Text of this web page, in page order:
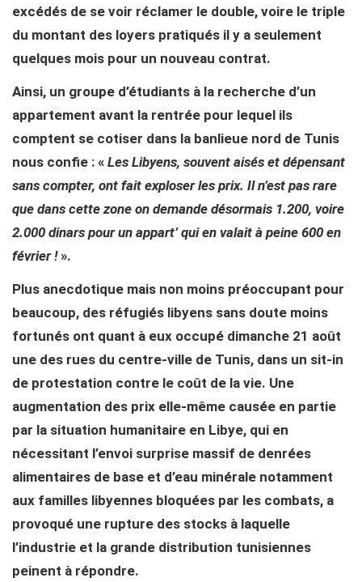
excédés de se voir réclamer le double, voire le triple
du montant des loyers pratiqués il y a seulement
quelques mois pour un nouveau contrat.
Ainsi, un groupe d’étudiants à la recherche d’un
appartement avant la rentrée pour lequel ils
comptent se cotiser dans la banlieue nord de Tunis
nous confie : « Les Libyens, souvent aisés et dépensant
sans compter, ont fait exploser les prix. Il n’est pas rare
que dans cette zone on demande désormais 1.200, voire
2.000 dinars pour un appart’ qui en valait à peine 600 en
février !».
Plus anecdotique mais non moins préoccupant pour
beaucoup, des réfugiés libyens sans doute moins
fortunés ont quant à eux occupé dimanche 21 août
une des rues du centre-ville de Tunis, dans un sit-in
de protestation contre le coût de la vie. Une
augmentation des prix elle-même causée en partie
par la situation humanitaire en Libye, qui en
nécessitant l’envoi surprise massif de denrées
alimentaires de base et d’eau minérale notamment
aux familles libyennes bloquées par les combats, a
provoqué une rupture des stocks à laquelle
l’industrie et la grande distribution tunisiennes
peinent à répondre.